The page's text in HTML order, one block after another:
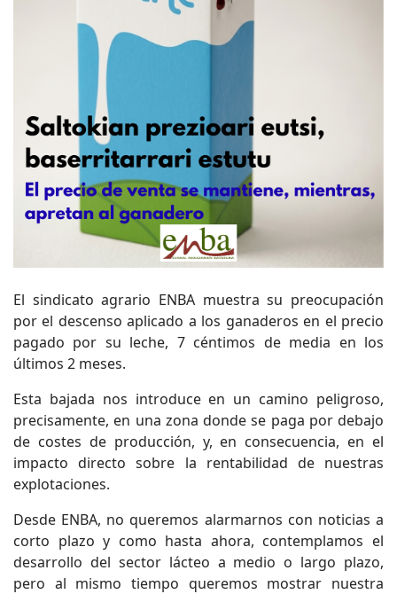
El sindicato agrario ENBA muestra su preocupación
por el descenso aplicado a los ganaderos en el precio
pagado por su leche, 7 céntimos de media en los
últimos 2 meses.
Esta bajada nos introduce en un camino peligroso,
precisamente, en una zona donde se paga por debajo
de costes de producción, y, en consecuencia, en el
impacto directo sobre la rentabilidad de nuestras
explotaciones.
Desde ENBA, no queremos alarmarnos con noticias a
corto plazo y como hasta ahora, contemplamos el
desarrollo del sector lácteo a medio o largo plazo,
pero al mismo tiempo queremos mostrar nuestra